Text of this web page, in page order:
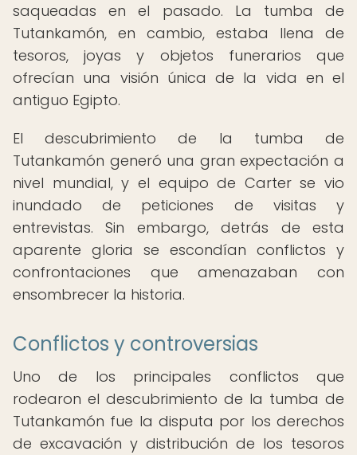
saqueadas en el pasado. La tumba de
Tutankamón, en cambio, estaba llena de
tesoros, joyas y objetos funerarios que
ofrecían una visión única de la vida en el
antiguo Egipto.
El descubrimiento de la tumba de
Tutankamón generó una gran expectación a
nivel mundial, y el equipo de Carter se vio
inundado de peticiones de visitas y
entrevistas. Sin embargo, detrás de esta
aparente gloria se escondían conflictos y
confrontaciones que amenazaban con
ensombrecer la historia.
Conflictos y controversias
Uno de los principales conflictos que
rodearon el descubrimiento de la tumba de
Tutankamón fue la disputa por los derechos
de excavación y distribución de los tesoros